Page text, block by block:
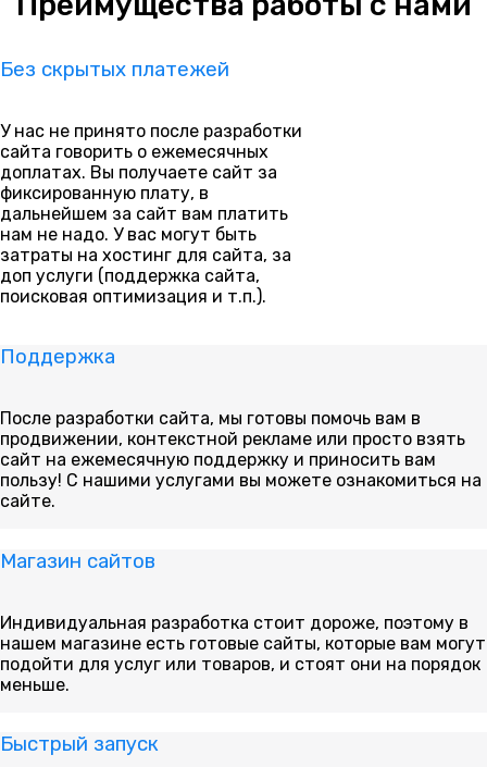
Без скрытых платежей
У нас не принято после разработки
сайта говорить о ежемесячных
доплатах. Вы получаете сайт за
фиксированную плату, в
дальнейшем за сайт вам платить
нам не надо. У вас могут быть
затраты на хостинг для сайта, за
доп услуги (поддержка сайта,
поисковая оптимизация и т.п.).
Поддержка
После разработки сайта, мы готовы помочь вам в
продвижении, контекстной рекламе или просто взять
сайт на ежемесячную поддержку и приносить вам
пользу! С нашими услугами вы можете ознакомиться на
сайте.
Магазин сайтов
Индивидуальная разработка стоит дороже, поэтому в
нашем магазине есть готовые сайты, которые вам могут
подойти для услуг или товаров, и стоят они на порядок
меньше.
Быстрый запуск